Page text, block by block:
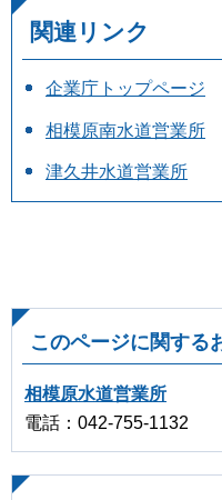
関連リンク
企業庁トップページ
相模原南水道営業所
津久井水道営業所
このページに関する
相模原水道営業所
電話：042-755-1132